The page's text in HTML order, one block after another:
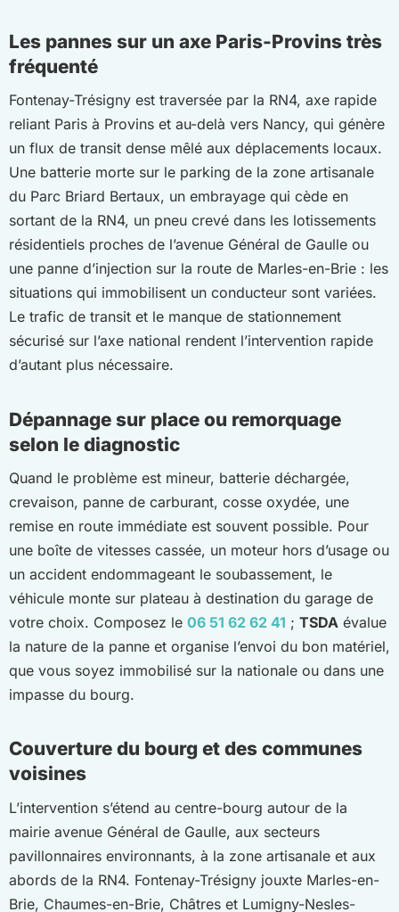
Les pannes sur un axe Paris-Provins très
fréquenté
Fontenay-Trésigny est traversée par la RN4, axe rapide
reliant Paris à Provins et au-delà vers Nancy, qui génère
un flux de transit dense mêlé aux déplacements locaux.
Une batterie morte sur le parking de la zone artisanale
du Parc Briard Bertaux, un embrayage qui cède en
sortant de la RN4, un pneu crevé dans les lotissements
résidentiels proches de l’avenue Général de Gaulle ou
une panne d’injection sur la route de Marles-en-Brie : les
situations qui immobilisent un conducteur sont variées.
Le trafic de transit et le manque de stationnement
sécurisé sur l’axe national rendent l’intervention rapide
d’autant plus nécessaire.
Dépannage sur place ou remorquage
selon le diagnostic
Quand le problème est mineur, batterie déchargée,
crevaison, panne de carburant, cosse oxydée, une
remise en route immédiate est souvent possible. Pour
une boîte de vitesses cassée, un moteur hors d’usage ou
un accident endommageant le soubassement, le
véhicule monte sur plateau à destination du garage de
votre choix. Composez le 06 51 62 62 41 ; TSDA évalue
la nature de la panne et organise l’envoi du bon matériel,
que vous soyez immobilisé sur la nationale ou dans une
impasse du bourg.
Couverture du bourg et des communes
voisines
L’intervention s’étend au centre-bourg autour de la
mairie avenue Général de Gaulle, aux secteurs
pavillonnaires environnants, à la zone artisanale et aux
abords de la RN4. Fontenay-Trésigny jouxte Marles-en-
Brie, Chaumes-en-Brie, Châtres et Lumigny-Nesles-